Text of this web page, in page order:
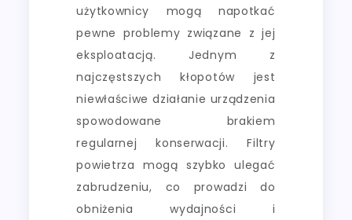
użytkownicy mogą napotkać
pewne problemy związane z jej
eksploatacją. Jednym z
najczęstszych kłopotów jest
niewłaściwe działanie urządzenia
spowodowane brakiem
regularnej konserwacji. Filtry
powietrza mogą szybko ulegać
zabrudzeniu, co prowadzi do
obniżenia wydajności i